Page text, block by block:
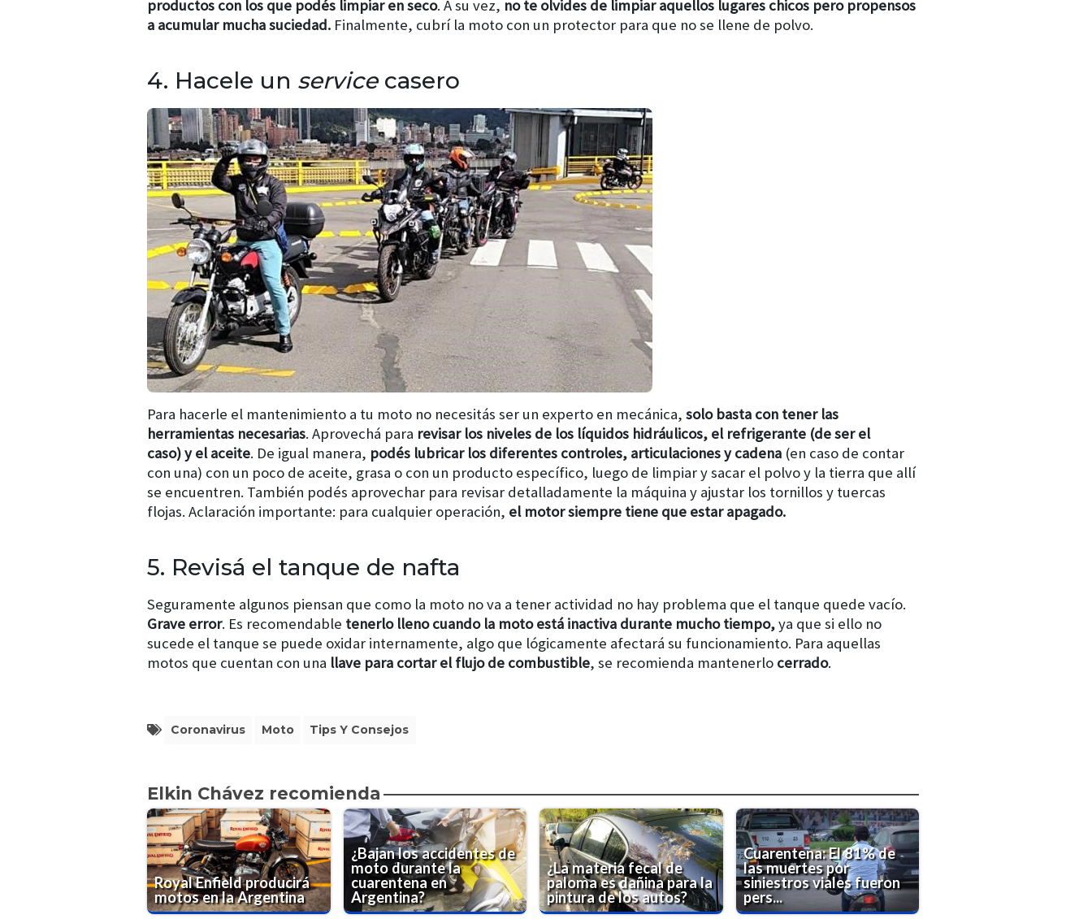
productos con los que podés limpiar en seco. A su vez, no te olvides de limpiar aquellos lugares chicos pero propensos
a acumular mucha suciedad. Finalmente, cubrí la moto con un protector para que no se llene de polvo.
4. Hacele un servicecasero
Para hacerle el mantenimiento a tu moto no necesitás ser un experto en mecánica, solo basta con tener las
herramientas necesarias. Aprovechá para revisar los niveles de los líquidos hidráulicos, el refrigerante (de ser el
caso) y el aceite. De igual manera, podés lubricar los diferentes controles, articulaciones y cadena (en caso de contar
con una) con un poco de aceite, grasa o con un producto específico, luego de limpiar y sacar el polvo y la tierra que allí
se encuentren. También podés aprovechar para revisar detalladamente la máquina y ajustar los tornillos y tuercas
flojas. Aclaración importante: para cualquier operación, el motor siempre tiene que estar apagado.
5. Revisá el tanque de nafta
Seguramente algunos piensan que como la moto no va a tener actividad no hay problema que el tanque quede vacío.
Grave error. Es recomendable tenerlo lleno cuando la moto está inactiva durante mucho tiempo,ya que si ello no
sucede el tanque se puede oxidar internamente, algo que lógicamente afectará su funcionamiento. Para aquellas
motos que cuentan con una llave para cortar el flujo de combustible, se recomienda mantenerlo cerrado.
Coronavirus Moto Tips Y Consejos
Elkin Chávez recomienda
Royal Enfield producirá
motos en la Argentina
¿Bajan los accidentes de
moto durante la
cuarentena en
Argentina?
¿La materia fecal de
paloma es dañina para la
pintura de los autos?
Cuarentena: El 81% de
las muertes por
siniestros viales fueron
pers...